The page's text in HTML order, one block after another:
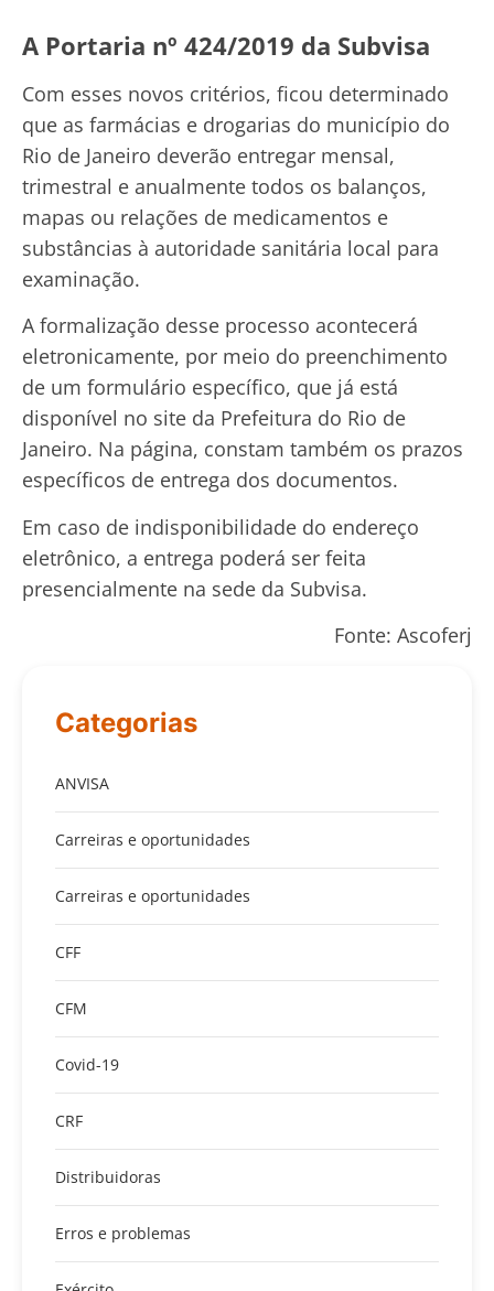
A Portaria nº 424/2019 da Subvisa
Com esses novos critérios, ficou determinado
que as farmácias e drogarias do município do
Rio de Janeiro deverão entregar mensal,
trimestral e anualmente todos os balanços,
mapas ou relações de medicamentos e
substâncias à autoridade sanitária local para
examinação.
A formalização desse processo acontecerá
eletronicamente, por meio do preenchimento
de um formulário específico, que já está
disponível no site da Prefeitura do Rio de
Janeiro. Na página, constam também os prazos
específicos de entrega dos documentos.
Em caso de indisponibilidade do endereço
eletrônico, a entrega poderá ser feita
presencialmente na sede da Subvisa.
Fonte: Ascoferj
Categorias
ANVISA
Carreiras e oportunidades
Carreiras e oportunidades
CFF
CFM
Covid-19
CRF
Distribuidoras
Erros e problemas